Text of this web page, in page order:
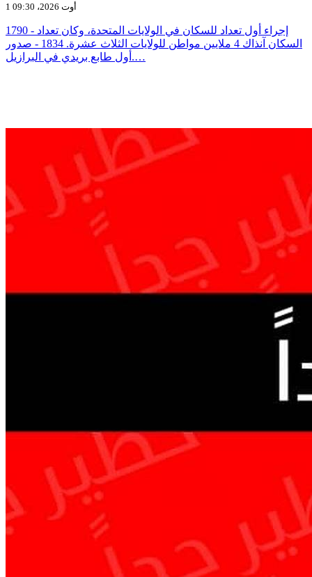
1 أوت 2026، 09:30
1790 - إجراء أول تعداد للسكان في الولايات المتحدة، وكان تعداد
السكان آنذاك 4 ملايين مواطن للولايات الثلاث عشرة. 1834 - صدور
أول طابع بريدي في البرازيل.…